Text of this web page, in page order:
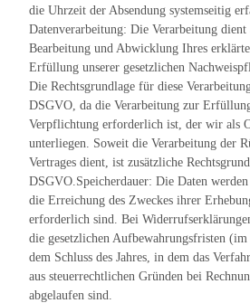
die Uhrzeit der Absendung systemseitig
Datenverarbeitung: Die Verarbeitung dient
Bearbeitung und Abwicklung Ihres
Erfüllung unserer gesetzlichen
Die Rechtsgrundlage für diese
DSGVO, da die Verarbeitung zur
Verpflichtung erforderlich ist, der wir als
unterliegen. Soweit die Verarbeitung der
Vertrages dient, ist zusätzliche
DSGVO.Speicherdauer: Die Daten
die Erreichung des Zweckes ihrer
erforderlich sind. Bei
die gesetzlichen Aufbewahrungsfristen
dem Schluss des Jahres, in dem das
aus steuerrechtlichen Gründen bei
abgelaufen sind.